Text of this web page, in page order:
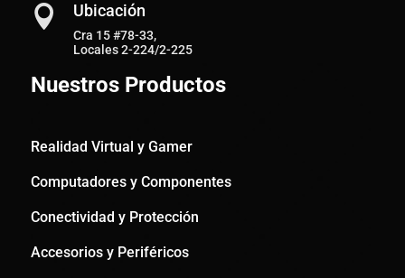
 Ubicación
Cra 15 #78-33,
Locales 2-224/2-225
Nuestros Productos
Realidad Virtual y Gamer
Computadores y Componentes
Conectividad y Protección
Accesorios y Periféricos